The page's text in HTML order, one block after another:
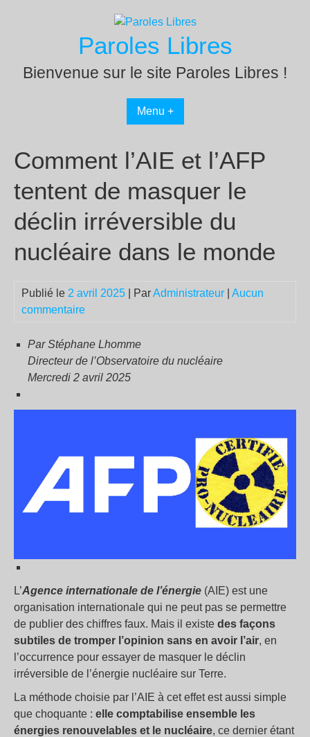
Paroles Libres
Bienvenue sur le site Paroles Libres !
Menu +
Comment l’AIE et l’AFP
tentent de masquer le
déclin irréversible du
nucléaire dans le monde
Publié le 2 avril 2025 | ParAdministrateur
Aucun
commentaire
Par Stéphane Lhomme
Directeur de l’Observatoire du nucléaire
Mercredi 2 avril 2025
L’Agence internationale de l’énergie (AIE) est une
organisation internationale qui ne peut pas se permettre
de publier des chiffres faux. Mais il existe des façons
subtiles de tromper l’opinion sans en avoir l’air, en
l’occurrence pour essayer de masquer le déclin
irréversible de l’énergie nucléaire sur Terre.
La méthode choisie par l’AIE à cet effet est aussi simple
que choquante : elle comptabilise ensemble les
énergies renouvelables et le nucléaire, ce dernier étant